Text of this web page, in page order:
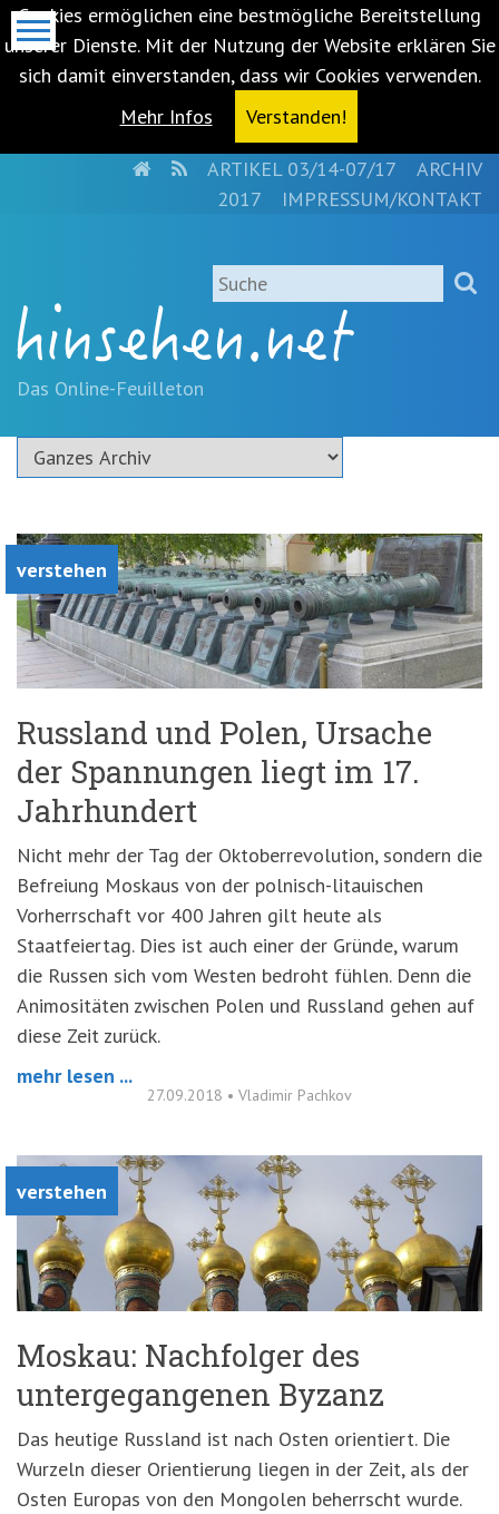
Cookies ermöglichen eine bestmögliche Bereitstellung
unserer Dienste. Mit der Nutzung der Website erklären Sie
sich damit einverstanden, dass wir Cookies verwenden.
Mehr Infos
Verstanden!
springen
(Accesskey
'1')Zur
springen
(Accesskey
Suche
springen
(Accesskey
'2')
HOMERSSARTIKEL 03/14-07/17
ARCHIV
2017
IMPRESSUM/KONTAKT
Suche
Das Online-Feuilleton
verstehen
Russland und Polen, Ursache
der Spannungen liegt im 17.
Jahrhundert
Nicht mehr der Tag der Oktoberrevolution, sondern die
Befreiung Moskaus von der polnisch-litauischen
Vorherrschaft vor 400 Jahren gilt heute als
Staatfeiertag. Dies ist auch einer der Gründe, warum
die Russen sich vom Westen bedroht fühlen. Denn die
Animositäten zwischen Polen und Russland gehen auf
diese Zeit zurück.
mehr lesen ...
27.09.2018 • Vladimir Pachkov
verstehen
Moskau: Nachfolger des
untergegangenen Byzanz
Das heutige Russland ist nach Osten orientiert. Die
Wurzeln dieser Orientierung liegen in der Zeit, als der
Osten Europas von den Mongolen beherrscht wurde.